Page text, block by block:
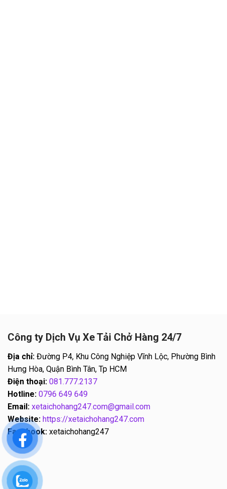
Công ty Dịch Vụ Xe Tải Chở Hàng 24/7
Địa chỉ: Đường P4, Khu Công Nghiệp Vĩnh Lộc, Phường Bình
Hưng Hòa, Quận Bình Tân, Tp HCM
Điện thoại: 081.777.2137
Hotline: 0796 649 649
Email: xetaichohang247.com@gmail.com
Website: https://xetaichohang247.com
Facebook: xetaichohang247